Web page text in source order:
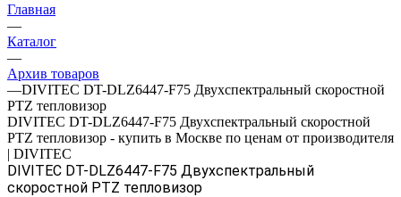
Главная
—
Каталог
—
Архив товаров
—DIVITEC DT-DLZ6447-F75 Двухспектральный скоростной
PTZ тепловизор
DIVITEC DT-DLZ6447-F75 Двухспектральный скоростной
PTZ тепловизор - купить в Москве по ценам от производителя
| DIVITEC
DIVITEC DT-DLZ6447-F75 Двухспектральный
скоростной PTZ тепловизор